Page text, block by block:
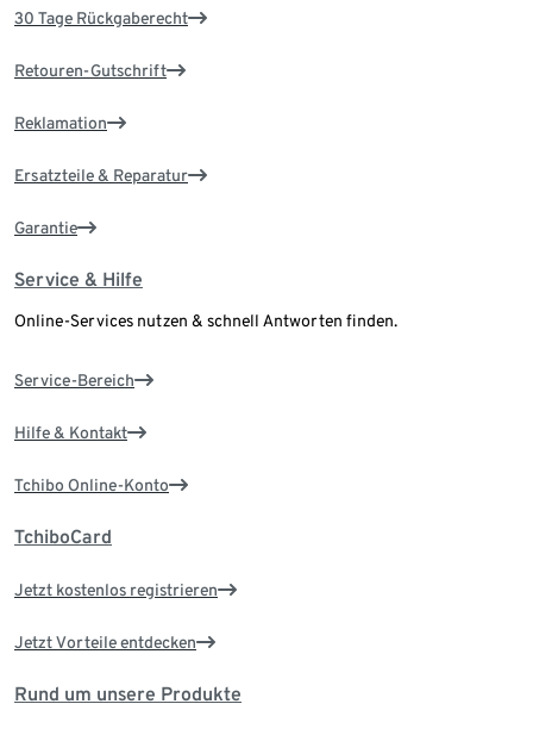
30 Tage Rückgaberecht
Retouren-Gutschrift
Reklamation
Ersatzteile & Reparatur
Garantie
Service & Hilfe
Online-Services nutzen & schnell Antworten finden.
Service-Bereich
Hilfe & Kontakt
Tchibo Online-Konto
TchiboCard
Jetzt kostenlos registrieren
Jetzt Vorteile entdecken
Rund um unsere Produkte